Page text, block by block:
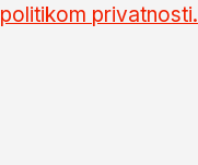
politikom privatnosti.